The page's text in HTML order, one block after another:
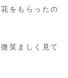
をもらったの
笑ましく見て